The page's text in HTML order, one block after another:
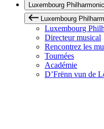
Luxembourg Philharmonic
Luxembourg
Luxembourg
Directeur musical
Rencontrez les
Tournées
Académie
D’Frënn vun de